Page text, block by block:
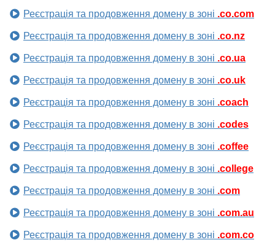
Реєстрація та продовження домену в зоні .co.com
Реєстрація та продовження домену в зоні .co.nz
Реєстрація та продовження домену в зоні .co.ua
Реєстрація та продовження домену в зоні .co.uk
Реєстрація та продовження домену в зоні .coach
Реєстрація та продовження домену в зоні .codes
Реєстрація та продовження домену в зоні .coffee
Реєстрація та продовження домену в зоні .college
Реєстрація та продовження домену в зоні .com
Реєстрація та продовження домену в зоні .com.au
Реєстрація та продовження домену в зоні .com.co